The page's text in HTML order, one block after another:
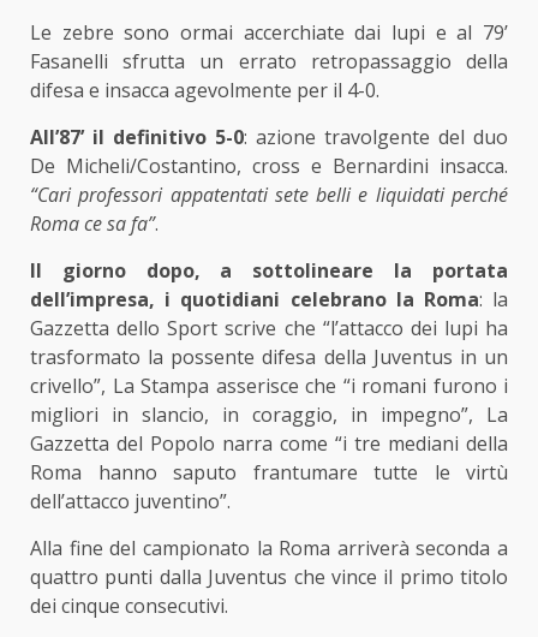
Le zebre sono ormai accerchiate dai lupi e al 79’
Fasanelli sfrutta un errato retropassaggio della
difesa e insacca agevolmente per il 4-0.
All’87’ il definitivo 5-0: azione travolgente del duo
De Micheli/Costantino, cross e Bernardini insacca.
“Cari professori appatentati sete belli e liquidati perché
Roma ce sa fa”.
Il giorno dopo, a sottolineare la portata
dell’impresa, i quotidiani celebrano la Roma: la
Gazzetta dello Sport scrive che “l’attacco dei lupi ha
trasformato la possente difesa della Juventus in un
crivello”, La Stampa asserisce che “i romani furono i
migliori in slancio, in coraggio, in impegno”, La
Gazzetta del Popolo narra come “i tre mediani della
Roma hanno saputo frantumare tutte le virtù
dell’attacco juventino”.
Alla fine del campionato la Roma arriverà seconda a
quattro punti dalla Juventus che vince il primo titolo
dei cinque consecutivi.